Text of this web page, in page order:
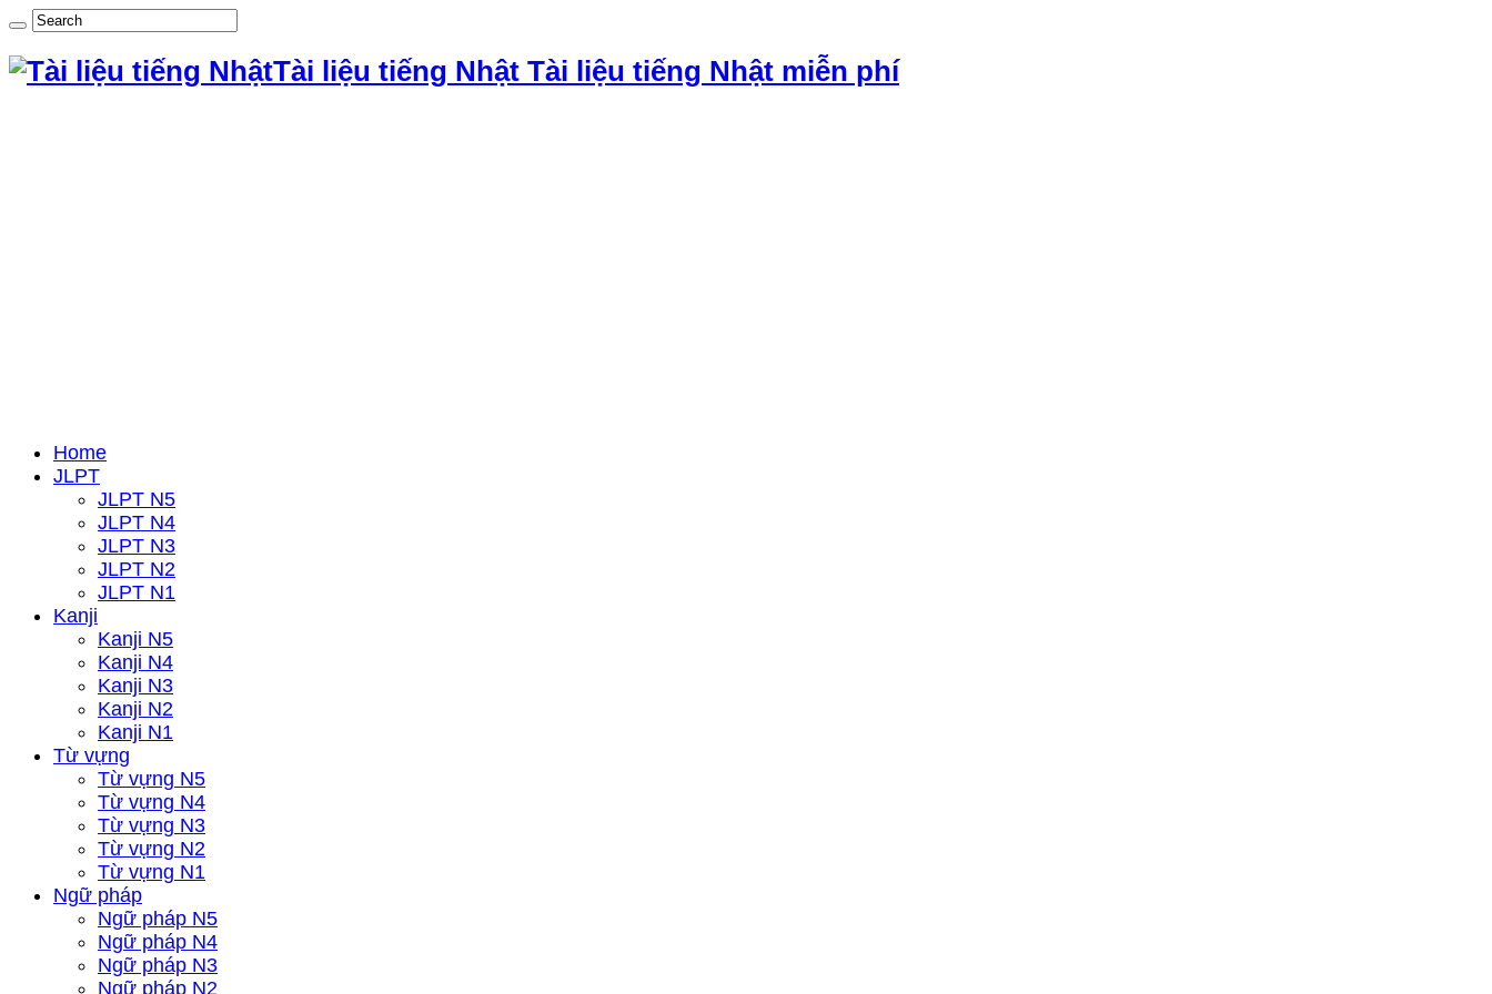
Tài liệu tiếng Nhật Tài liệu tiếng Nhật miễn phí
Home
JLPT
JLPT N5
JLPT N4
JLPT N3
JLPT N2
JLPT N1
Kanji
Kanji N5
Kanji N4
Kanji N3
Kanji N2
Kanji N1
Từ vựng
Từ vựng N5
Từ vựng N4
Từ vựng N3
Từ vựng N2
Từ vựng N1
Ngữ pháp
Ngữ pháp N5
Ngữ pháp N4
Ngữ pháp N3
Ngữ pháp N2